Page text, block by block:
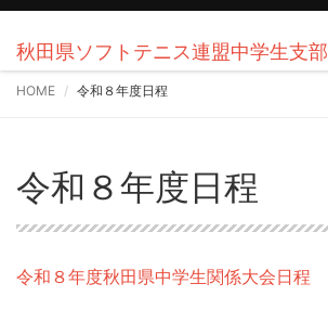
秋田県ソフトテニス連盟中学生支部
HOME 令和８年度日程
令和８年度日程
令和８年度秋田県中学生関係大会日程